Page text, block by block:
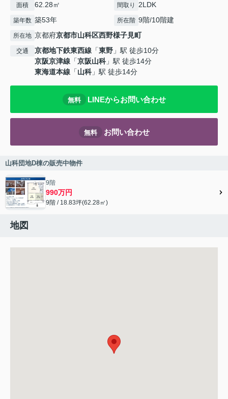
面積 62.28㎡ 間取り 2LDK
築年数 築53年 所在階 9階/10階建
所在地 京都府京都市山科区西野様子見町
交通 京都地下鉄東西線 「東野 」駅 徒歩10分
京阪京津線 「京阪山科 」駅 徒歩14分
東海道本線 「山科 」駅 徒歩14分
無料 LINEからお問い合わせ
無料 お問い合わせ
山科団地D棟の販売中物件
9階
990万円
9階 / 18.83坪(62.28㎡)
地図